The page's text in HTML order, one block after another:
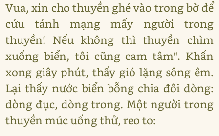
Vua, xin cho thuyền ghé vào trong bờ để
cứu tánh mạng mấy người trong
thuyền! Nếu không thì thuyền chìm
xuống biển, tôi cũng cam tâm". Khấn
xong giây phút, thấy gió lặng sông êm.
Lại thấy nước biển bỗng chia đôi dòng:
dòng đục, dòng trong. Một người trong
thuyền múc uống thử, reo to: